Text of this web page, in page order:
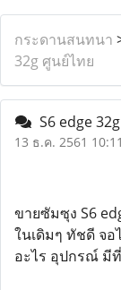
กระดานสนทนา
32g ศูนย์ไทย
S6 edge
13 ธ.ค. 2561 10:11
ขายซัมซุง S6
ในเดิมๆ ทัชดี จ
อะไร อุปกรณ์ มี